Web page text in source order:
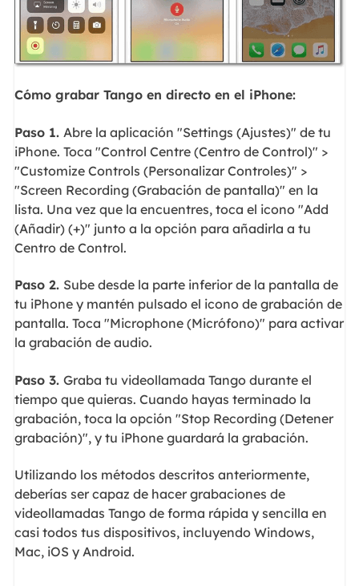
Cómo grabar Tango en directo en el iPhone:
Paso 1. Abre la aplicación "Settings (Ajustes)" de tu
iPhone. Toca "Control Centre (Centro de Control)" >
"Customize Controls (Personalizar Controles)" >
"Screen Recording (Grabación de pantalla)" en la
lista. Una vez que la encuentres, toca el icono "Add
(Añadir) (+)" junto a la opción para añadirla a tu
Centro de Control.
Paso 2. Sube desde la parte inferior de la pantalla de
tu iPhone y mantén pulsado el icono de grabación de
pantalla. Toca "Microphone (Micrófono)" para activar
la grabación de audio.
Paso 3. Graba tu videollamada Tango durante el
tiempo que quieras. Cuando hayas terminado la
grabación, toca la opción "Stop Recording (Detener
grabación)", y tu iPhone guardará la grabación.
Utilizando los métodos descritos anteriormente,
deberías ser capaz de hacer grabaciones de
videollamadas Tango de forma rápida y sencilla en
casi todos tus dispositivos, incluyendo Windows,
Mac, iOS y Android.